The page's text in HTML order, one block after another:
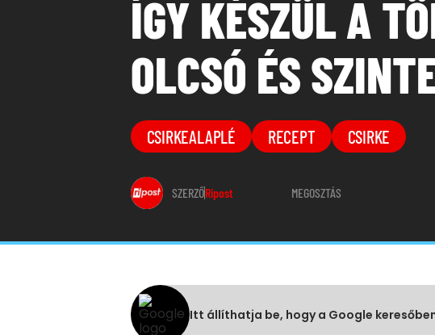
ÍGY KÉSZÜL A
OLCSÓ ÉS
CSIRKEALAPLÉ RECEPT CSIRKE
SZERZŐRipost MEGOSZTÁS
Itt állíthatja be, hogy a Google